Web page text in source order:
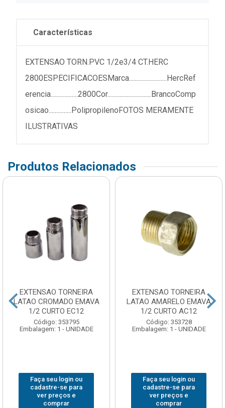
Características
EXTENSAO TORN.PVC 1/2e3/4 CT.HERC
2800ESPECIFICACOESMarca.........................HercRef
erencia..................2800Cor.............................BrancoComp
osicao...............PolipropilenoFOTOS MERAMENTE
ILUSTRATIVAS
Produtos Relacionados
EXTENSAO TORNEIRA
LATAO CROMADO EMAVA
1/2 CURTO EC12
Código: 353795
Embalagem: 1 - UNIDADE
Faça seu login ou
cadastre-se para
ver preços e
comprar
EXTENSAO TORNEIRA
LATAO AMARELO EMAVA
1/2 CURTO AC12
Código: 353728
Embalagem: 1 - UNIDADE
Faça seu login ou
cadastre-se para
ver preços e
comprar